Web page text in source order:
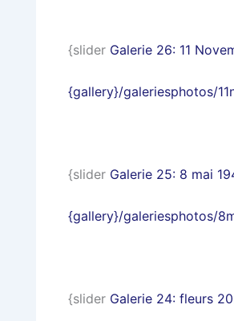
{slider Galerie 26: 11
{gallery}/galeriesphotos/
{slider Galerie 25: 8 mai
{gallery}/galeriesphotos/
{slider Galerie 24: fleurs